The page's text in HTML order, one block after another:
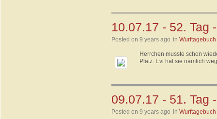
10.07.17 - 52. Tag
Posted on 9 years ago in
Herrchen musste schon
Platz. Evi hat sie nämlich
09.07.17 - 51. Tag
Posted on 9 years ago in